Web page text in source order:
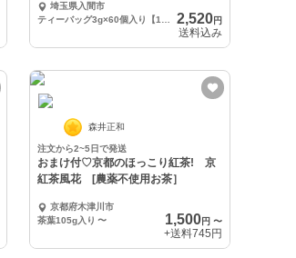
埼玉県入間市
2,520円
送料込み
森井正和
注文から2~5日で発送
おまけ付♡京都のほっこり紅茶! 京
紅茶風花 [農薬不使用お茶］
京都府木津川市
茶葉105g入り 〜 1,500円 〜
+送料745円